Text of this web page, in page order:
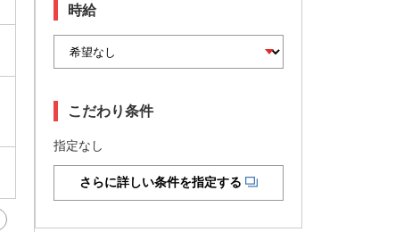
時給
こだわり条件
指定なし
さらに詳しい条件を指定する